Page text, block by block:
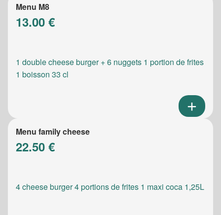
Menu M8
13.00 €
1 double cheese burger + 6 nuggets 1 portion de frites
1 boisson 33 cl
Menu family cheese
22.50 €
4 cheese burger 4 portions de frites 1 maxi coca 1,25L